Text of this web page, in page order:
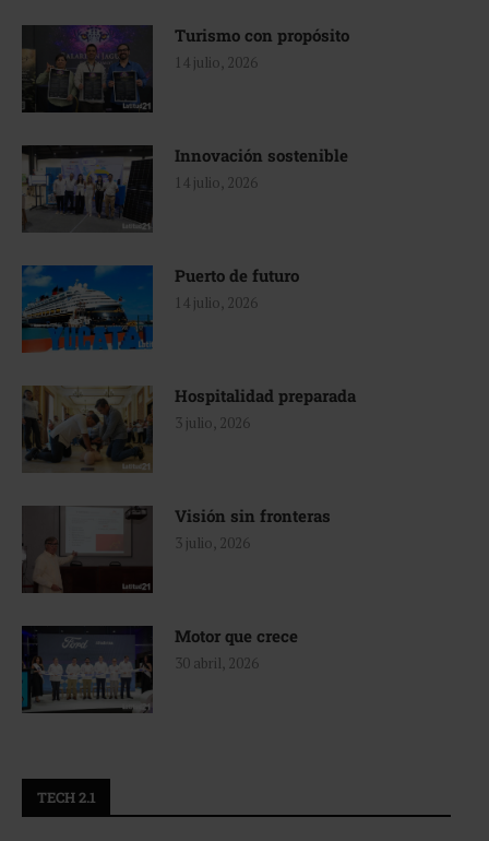
Turismo con propósito
14 julio, 2026
Innovación sostenible
14 julio, 2026
Puerto de futuro
14 julio, 2026
Hospitalidad preparada
3 julio, 2026
Visión sin fronteras
3 julio, 2026
Motor que crece
30 abril, 2026
TECH 2.1